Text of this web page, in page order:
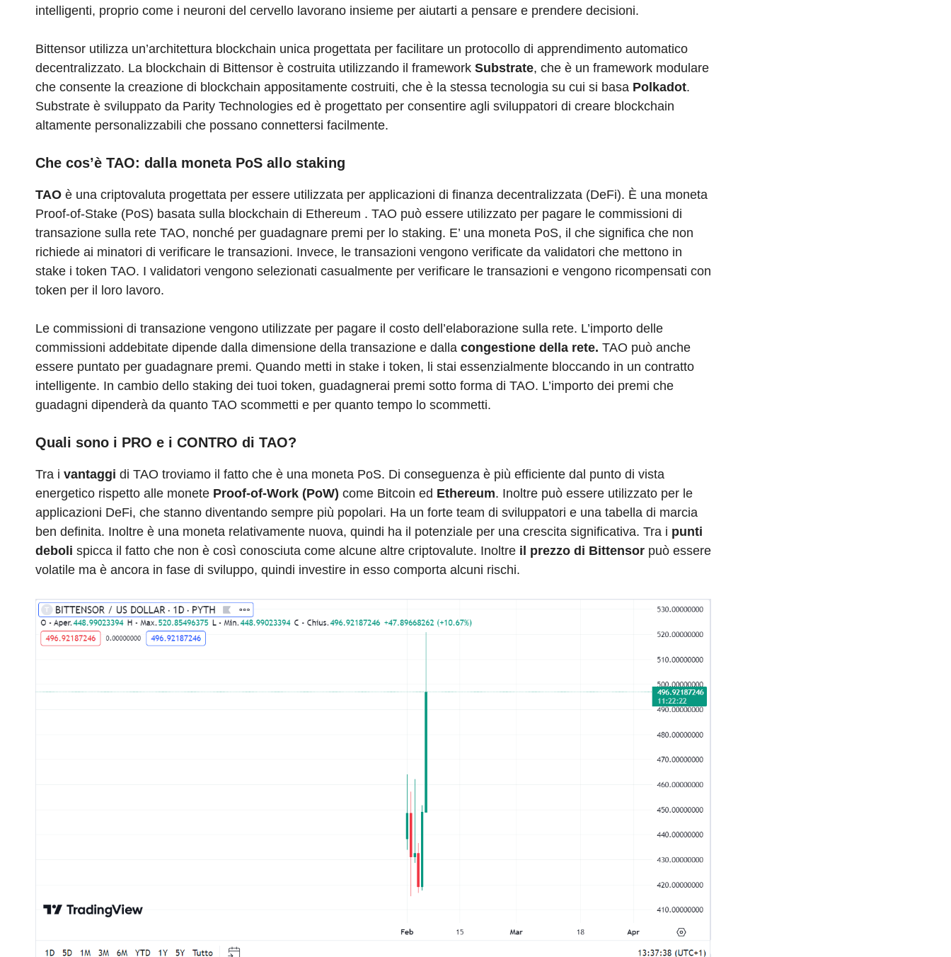
intelligenti, proprio come i neuroni del cervello lavorano insieme per aiutarti a pensare e prendere decisioni.
Bittensor utilizza un’architettura blockchain unica progettata per facilitare un protocollo di apprendimento automatico
decentralizzato. La blockchain di Bittensor è costruita utilizzando il framework Substrate, che è un framework modulare
che consente la creazione di blockchain appositamente costruiti, che è la stessa tecnologia su cui si basa Polkadot.
Substrate è sviluppato da Parity Technologies ed è progettato per consentire agli sviluppatori di creare blockchain
altamente personalizzabili che possano connettersi facilmente.
Che cos’è TAO: dalla moneta PoS allo staking
TAO è una criptovaluta progettata per essere utilizzata per applicazioni di finanza decentralizzata (DeFi). È una moneta
Proof-of-Stake (PoS) basata sulla blockchain di Ethereum . TAO può essere utilizzato per pagare le commissioni di
transazione sulla rete TAO, nonché per guadagnare premi per lo staking. E’ una moneta PoS, il che significa che non
richiede ai minatori di verificare le transazioni. Invece, le transazioni vengono verificate da validatori che mettono in
stake i token TAO. I validatori vengono selezionati casualmente per verificare le transazioni e vengono ricompensati con
token per il loro lavoro.
Le commissioni di transazione vengono utilizzate per pagare il costo dell’elaborazione sulla rete. L’importo delle
commissioni addebitate dipende dalla dimensione della transazione e dalla congestione della rete. TAO può anche
essere puntato per guadagnare premi. Quando metti in stake i token, li stai essenzialmente bloccando in un contratto
intelligente. In cambio dello staking dei tuoi token, guadagnerai premi sotto forma di TAO. L’importo dei premi che
guadagni dipenderà da quanto TAO scommetti e per quanto tempo lo scommetti.
Quali sono i PRO e i CONTRO di TAO?
Tra i vantaggi di TAO troviamo il fatto che è una moneta PoS. Di conseguenza è più efficiente dal punto di vista
energetico rispetto alle monete Proof-of-Work (PoW) come Bitcoin ed Ethereum. Inoltre può essere utilizzato per le
applicazioni DeFi, che stanno diventando sempre più popolari. Ha un forte team di sviluppatori e una tabella di marcia
ben definita. Inoltre è una moneta relativamente nuova, quindi ha il potenziale per una crescita significativa. Tra i punti
deboli spicca il fatto che non è così conosciuta come alcune altre criptovalute. Inoltre il prezzo di Bittensor può essere
volatile ma è ancora in fase di sviluppo, quindi investire in esso comporta alcuni rischi.